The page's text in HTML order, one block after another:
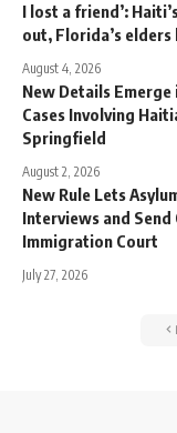
I lost a friend’:
out, Florida’s
August 4, 2026
New Details
Cases Involving
Springfield
August 2, 2026
New Rule Lets
Interviews and
Immigration Court
July 27, 2026